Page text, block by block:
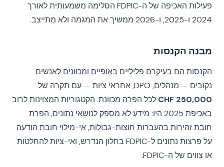
פעילות האכיפה של ה-FDPIC הסלימה משמעותית לאורך
2024 ו-2025, ו-2026 ממשיך את המגמה ולא מתייצב.
מבנה הקנסות
הקנסות הם בעיקרם פליליים באופיים ומכוונים לאנשים
נקובים — מנהלים, DPO, אחראי ציות — עם תקרה של
250,000 CHF
לכל הפרה מכוונת. הקטגוריות המצוינות לרוב
באכיפת 2025 היו: מידע לא מספק לנושאי נתונים, הפרת
חובת זהירות בהעברות חוצות-גבולות, אי-מילוי חובת הודעה
על פרצות נתונים ל-FDPIC בחלון הנדרש, ואי-ציות להחלטות
או צווים של ה-FDPIC.